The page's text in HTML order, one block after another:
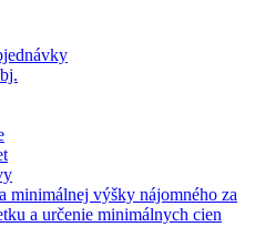
minimálnej výšky nájomného za
a určenie minimálnych cien